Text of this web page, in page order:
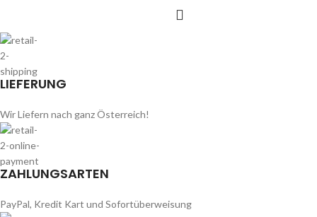
LIEFERUNG
Wir Liefern nach ganz Österreich!
ZAHLUNGSARTEN
PayPal, Kredit Kart und Sofortüberweisung